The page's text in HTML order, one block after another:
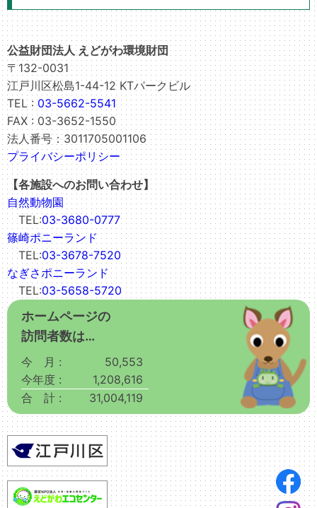
公益財団法人 えどがわ環境財団
〒132-0031
江戸川区松島1-44-12 KTパークビル
TEL :03-5662-5541
FAX : 03-3652-1550
法人番号：3011705001106
プライバシーポリシー
【各施設へのお問い合わせ】
自然動物園
TEL:03-3680-0777
篠崎ポニーランド
TEL:03-3678-7520
なぎさポニーランド
TEL:03-5658-5720
ホームページの
訪問者数は…
今 月 :
50,553
今年度 :
1,208,616
合 計 :
31,004,119